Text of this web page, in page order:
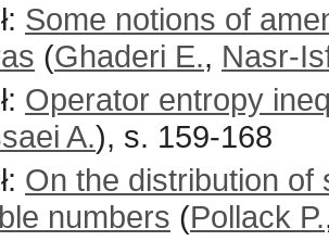
Some notions of
(Ghaderi E., Nasr-
Operator entropy
A.), s. 159-168
On the distribution of
numbers (Pollack P.